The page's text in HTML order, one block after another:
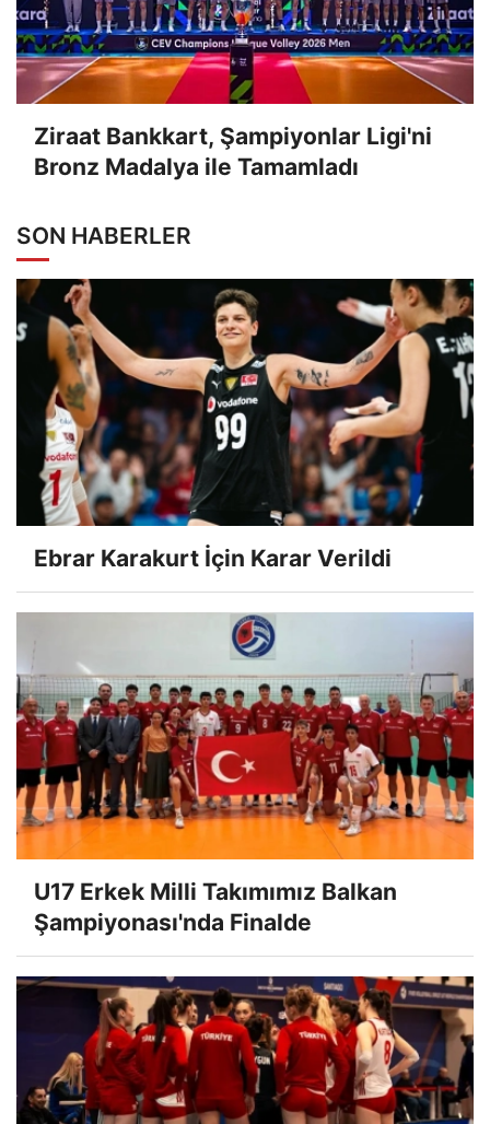
Ziraat Bankkart, Şampiyonlar Ligi'ni
Bronz Madalya ile Tamamladı
SON HABERLER
Ebrar Karakurt İçin Karar Verildi
U17 Erkek Milli Takımımız Balkan
Şampiyonası'nda Finalde